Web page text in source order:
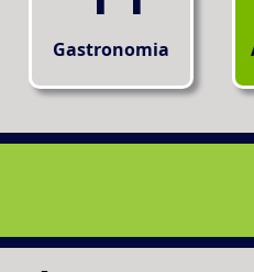
Gastronomia